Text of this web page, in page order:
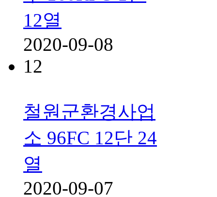
12열
2020-09-08
12
철원군환경사업
소 96FC 12단 24
열
2020-09-07